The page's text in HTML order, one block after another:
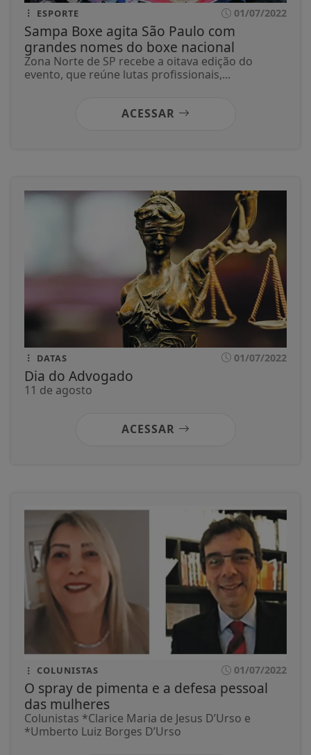
ESPORTE 01/07/2022
Sampa Boxe agita São Paulo com
grandes nomes do boxe nacional
Zona Norte de SP recebe a oitava edição do
evento, que reúne lutas profissionais,...
ACESSAR
DATAS 01/07/2022
Dia do Advogado
11 de agosto
ACESSAR
COLUNISTAS 01/07/2022
O spray de pimenta e a defesa pessoal
das mulheres
Colunistas *Clarice Maria de Jesus D’Urso e
*Umberto Luiz Borges D’Urso